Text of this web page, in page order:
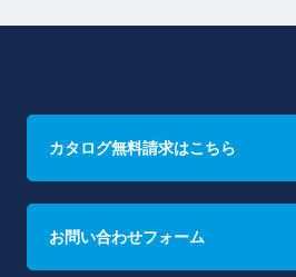
カタログ無料請求はこちら
お問い合わせフォーム